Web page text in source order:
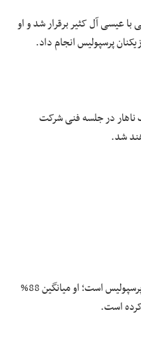
با عیسی آل کثیر برقرار شد و او
پرسپولیس انجام داد.
ناهار در جلسه فنی شرکت
شد.
۱۳:۱ - بشار رسن یکی از چهره های شاخص پرسپولیس است؛ او میانگین 88%
است.